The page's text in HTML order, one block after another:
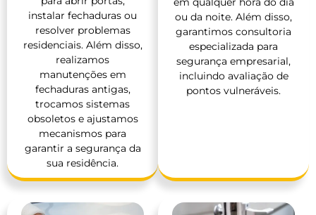
instalar fechaduras ou
resolver problemas
residenciais. Além disso,
realizamos
manutenções em
fechaduras antigas,
trocamos sistemas
obsoletos e ajustamos
mecanismos para
garantir a segurança da
sua residência.
ou da noite. Além disso,
garantimos consultoria
especializada para
segurança empresarial,
incluindo avaliação de
pontos vulneráveis.